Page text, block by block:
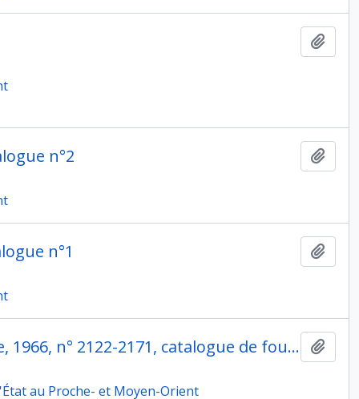
n°2
n°1
Munhata, cinquième campagne, 1966, n° 2122-2171, catalogue de fouilles n° 3
au Proche- et Moyen-Orient